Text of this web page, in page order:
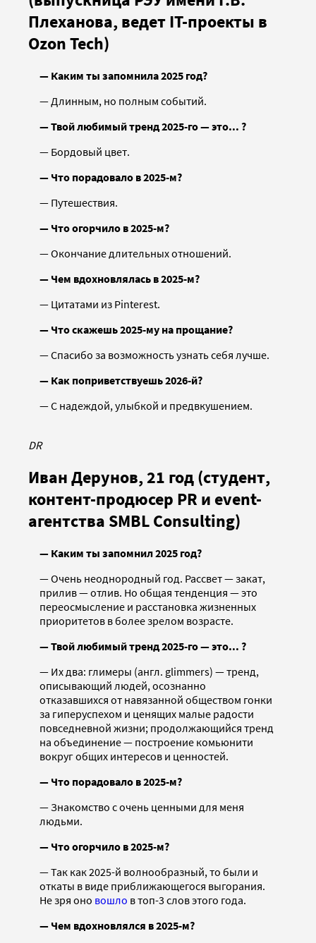
Плеханова, ведет IT-проекты в
Ozon Tech)
— Каким ты запомнила 2025 год?
— Длинным, но полным событий.
— Твой любимый тренд 2025-го — это... ?
— Бордовый цвет.
— Что порадовало в 2025-м?
— Путешествия.
— Что огорчило в 2025-м?
— Окончание длительных отношений.
— Чем вдохновлялась в 2025-м?
— Цитатами из Pinterest.
— Что скажешь 2025-му на прощание?
— Спасибо за возможность узнать себя лучше.
— Как поприветствуешь 2026-й?
— С надеждой, улыбкой и предвкушением.
DR
Иван Дерунов, 21 год (студент,
контент-продюсер PR и event-
агентства SMBL Consulting)
— Каким ты запомнил 2025 год?
— Очень неоднородный год. Рассвет — закат,
прилив — отлив. Но общая тенденция — это
переосмысление и расстановка жизненных
приоритетов в более зрелом возрасте.
— Твой любимый тренд 2025-го — это... ?
— Их два: глимеры (англ. glimmers) — тренд,
описывающий людей, осознанно
отказавшихся от навязанной обществом гонки
за гиперуспехом и ценящих малые радости
повседневной жизни; продолжающийся тренд
на объединение — построение комьюнити
вокруг общих интересов и ценностей.
— Что порадовало в 2025-м?
— Знакомство с очень ценными для меня
людьми.
— Что огорчило в 2025-м?
— Так как 2025-й волнообразный, то были и
откаты в виде приближающегося выгорания.
Не зря оно вошло в топ-3 слов этого года.
— Чем вдохновлялся в 2025-м?